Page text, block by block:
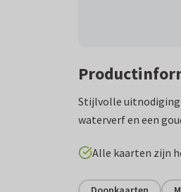
Stijlvolle uitnodiging
waterverf en een
Alle kaarten zijn